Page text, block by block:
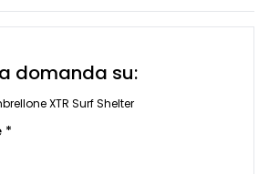
domanda su:
XTR Surf Shelter
*